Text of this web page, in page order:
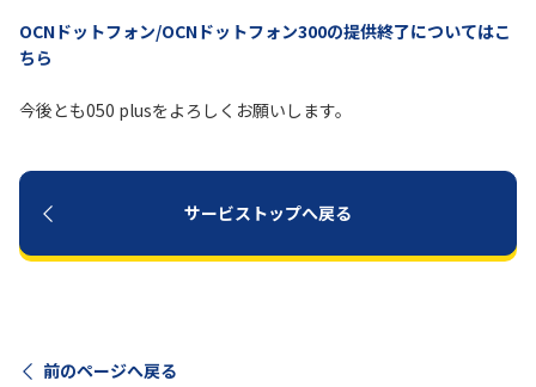
OCNドットフォン/OCNドットフォン300の提供終了についてはこ
ちら
今後とも050 plusをよろしくお願いします。
サービストップへ戻る
前のページへ戻る